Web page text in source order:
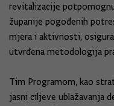
revitalizacije
županije pogođenih
mjera i aktivnosti,
utvrđena metodologija
Tim Programom, kao
jasni ciljeve ublažavanja